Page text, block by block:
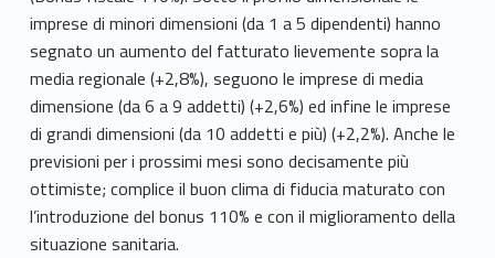
imprese di minori dimensioni (da 1 a 5 dipendenti) hanno
segnato un aumento del fatturato lievemente sopra la
media regionale (+2,8%), seguono le imprese di media
dimensione (da 6 a 9 addetti) (+2,6%) ed infine le imprese
di grandi dimensioni (da 10 addetti e più) (+2,2%). Anche le
previsioni per i prossimi mesi sono decisamente più
ottimiste; complice il buon clima di fiducia maturato con
l’introduzione del bonus 110% e con il miglioramento della
situazione sanitaria.